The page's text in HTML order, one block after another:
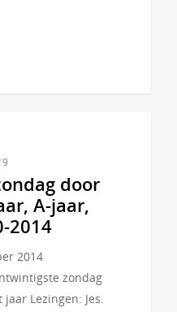
door
A-jaar,
2014
2014
zondag
Lezingen: Jes.